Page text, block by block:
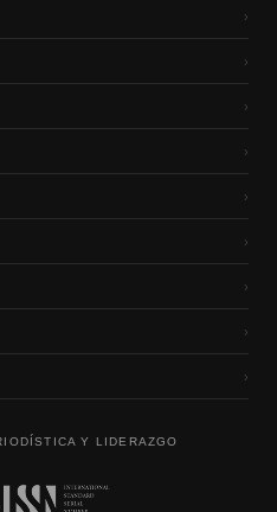
›
›
›
›
›
›
›
›
›
Y LIDERAZGO